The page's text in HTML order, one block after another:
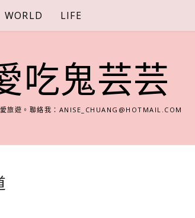
WORLD LIFE
吃鬼芸芸
旅遊。聯絡我： ANISE_CHUANG@HOTMAIL.COM